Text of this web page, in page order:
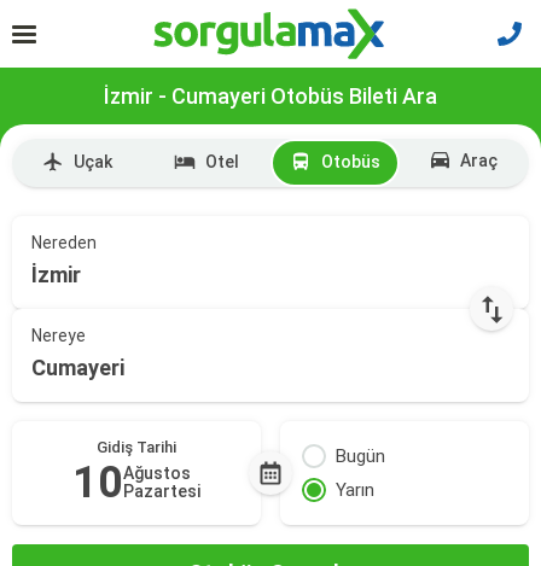
İzmir - Cumayeri Otobüs Bileti Ara
Uçak Otel Otobüs Araç
Nereden
İzmir
Nereye
Cumayeri
Gidiş Tarihi
10Ağustos
Pazartesi
Bugün
Yarın